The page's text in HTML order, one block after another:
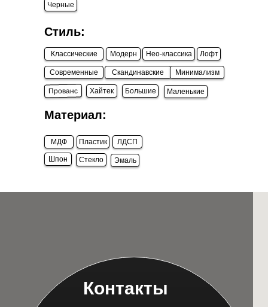
Черные
Классические Лофт
Модерн Нео-классика
Современные Скандинавские
ЛДСП
Пластик
Стекло
МДФ
Шпон Эмаль
Стиль:
Материал:
Хайтек
Прованс
Минимализм
Большие Маленькие
Контакты